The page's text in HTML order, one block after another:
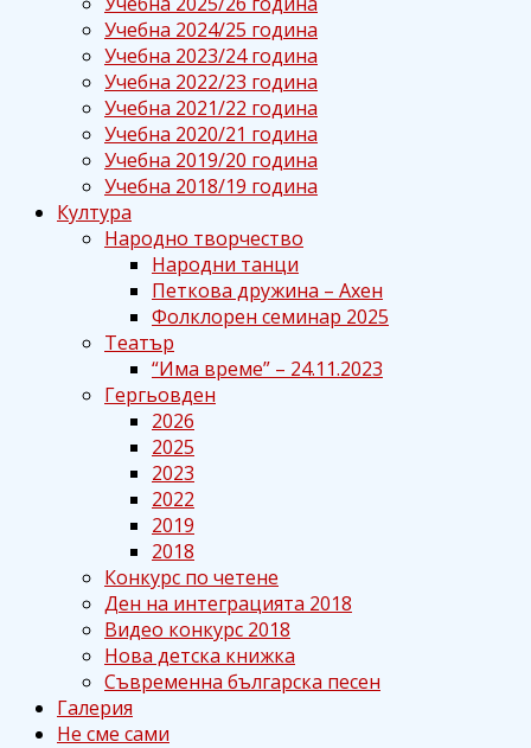
Учебна 2024/25 година
Учебна 2023/24 година
Учебна 2022/23 година
Учебна 2021/22 година
Учебна 2020/21 година
Учебна 2019/20 година
Учебна 2018/19 година
Култура
Народно творчество
Народни танци
Петкова дружина – Ахен
Фолклорен семинар 2025
Театър
“Има време” – 24.11.2023
Гергьовден
2026
2025
2023
2022
2019
2018
Конкурс по четене
Ден на интеграцията 2018
Видео конкурс 2018
Нова детска книжка
Съвременна българска песен
Галерия
Не сме сами